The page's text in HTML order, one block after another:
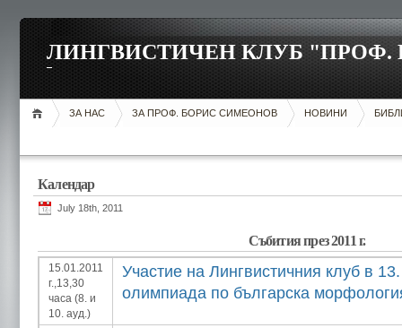
ЛИНГВИСТИЧЕН КЛУБ
ЗА НАС ЗА ПРОФ. БОРИС СИМЕОНОВ НОВИНИ
Календар
July 18th, 2011
Събития през 2011 г.
15.01.2011
г.,13,30
часа (8. и
10. ауд.)
Участие на Лингвистичния клуб в
олимпиада по българска